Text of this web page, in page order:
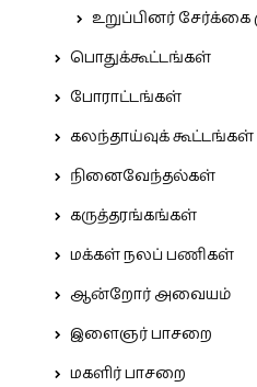
உறுப்பினர் சேர்க்கை
பொதுக்கூட்டங்கள்
போராட்டங்கள்
கலந்தாய்வுக் கூட்டங்கள்
நினைவேந்தல்கள்
கருத்தரங்கங்கள்
மக்கள் நலப் பணிகள்
ஆன்றோர் அவையம்
இளைஞர் பாசறை
மகளிர் பாசறை